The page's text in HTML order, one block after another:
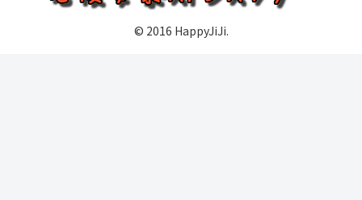
© 2016 HappyJiJi.